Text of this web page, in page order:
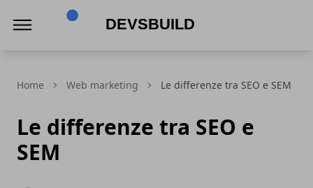
Home Web marketing Le differenze tra SEO e SEM
Le differenze tra SEO e
SEM